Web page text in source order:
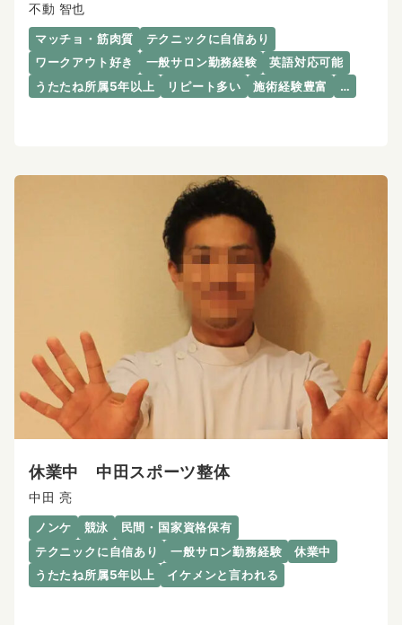
不動 智也
マッチョ・筋肉質
テクニックに自信あり
ワークアウト好き
一般サロン勤務経験
英語対応可能
うたたね所属5年以上
リピート多い 施術経験豊富 …
休業中 中田スポーツ整体
中田 亮
ノンケ 競泳
民間・国家資格保有
テクニックに自信あり
一般サロン勤務経験
休業中
うたたね所属5年以上
イケメンと言われる